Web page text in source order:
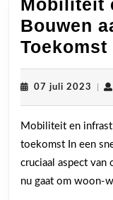
Mobiliteit
Bouwen
Toekomst
07 juli 2023
Mobiliteit en
toekomst In een
cruciaal aspect
nu gaat om woon-